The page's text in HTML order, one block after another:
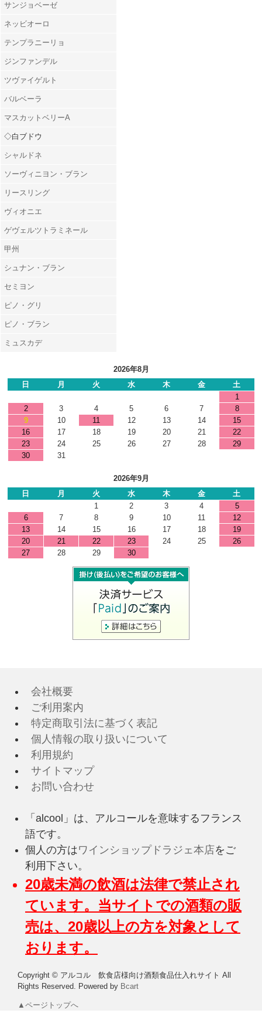
サンジョベーゼ
ネッビオーロ
テンプラニーリョ
ジンファンデル
ツヴァイゲルト
バルベーラ
マスカットベリーA
◇白ブドウ
シャルドネ
ソーヴィニヨン・ブラン
リースリング
ヴィオニエ
ゲヴェルツトラミネール
甲州
シュナン・ブラン
セミヨン
ピノ・グリ
ピノ・ブラン
ミュスカデ
2026年8月
日
月 火 水 木 金
土
1
2
3 4 5 6 7
8
9
10 11 12 13 14
15
16
17 18 19 20 21
22
23
24 25 26 27 28
29
30
31
2026年9月
日
月 火 水 木 金
土
1
2 3 4
5
6
7 8 9 10 11
12
13
14 15 16 17 18
19
20
21 22 23 24 25
26
27
28 29 30
会社概要
ご利用案内
特定商取引法に基づく表記
個人情報の取り扱いについて
利用規約
サイトマップ
お問い合わせ
「alcool」は、アルコールを意味するフランス
語です。
個人の方はワインショップドラジェ本店をご
利用下さい。
20歳未満の飲酒は法律で禁止され
ています。当サイトでの酒類の販
売は、20歳以上の方を対象として
おります。
Copyright © アルコル 飲食店様向け酒類食品仕入れサイト All
Rights Reserved. Powered by Bcart
▲ページトップへ